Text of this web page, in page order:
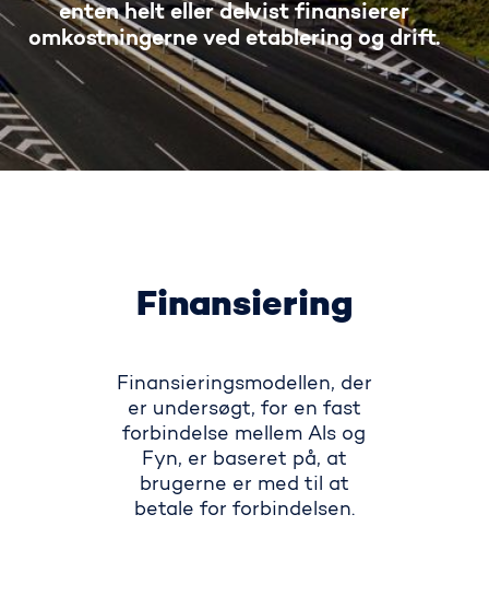
enten helt eller delvist finansierer
omkostningerne ved etablering og drift.
Finansiering
Finansieringsmodellen, der
er undersøgt, for en fast
forbindelse mellem Als og
Fyn, er baseret på, at
brugerne er med til at
betale for forbindelsen.